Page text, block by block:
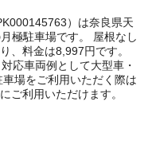
）は奈良県天
極駐車場です。 屋根なし
、料金は8,997円です。
応車両例として大型車・
場をご利用いただく際は
ご利用いただけます。